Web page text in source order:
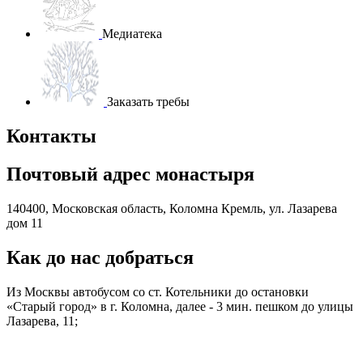
Медиатека
Заказать требы
Контакты
Почтовый адрес монастыря
140400, Московская область, Коломна Кремль, ул. Лазарева
дом 11
Как до нас добраться
Из Москвы автобусом со ст. Котельники до остановки
«Старый город» в г. Коломна, далее - 3 мин. пешком до улицы
Лазарева, 11;